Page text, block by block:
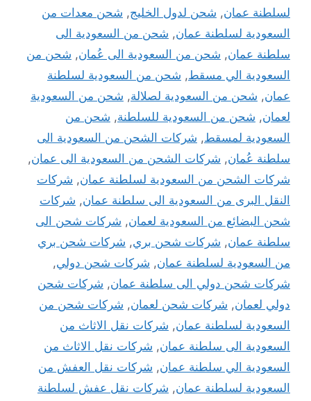
لسلطنة عمان, شحن لدول الخليج, شحن معدات من
السعودية لسلطنة عمان, شحن من السعودية الى
سلطنة عمان, شحن من السعودية الى عُمان, شحن من
السعودية الي مسقط, شحن من السعودية لسلطنة
عمان, شحن من السعودية لصلالة, شحن من السعودية
لعمان, شحن من السعودية للسلطنة, شحن من
السعودية لمسقط, شركات الشحن من السعودية الى
سلطنة عُمان, شركات الشحن من السعودية الى عمان,
شركات الشحن من السعودية لسلطنة عمان, شركات
النقل البرى من السعودية الى سلطنة عمان, شركات
شحن البضائع من السعودية لعمان, شركات شحن الى
سلطنة عمان, شركات شحن بري, شركات شحن بري
من السعودية لسلطنة عمان, شركات شحن دولي,
شركات شحن دولي الى سلطنة عمان, شركات شحن
دولي لعمان, شركات شحن لعمان, شركات شحن من
السعودية لسلطنة عمان, شركات نقل الاثاث من
السعودية الى سلطنة عمان, شركات نقل الاثاث من
السعودية الي سلطنة عمان, شركات نقل العفش من
السعودية لسلطنة عمان, شركات نقل عفش لسلطنة